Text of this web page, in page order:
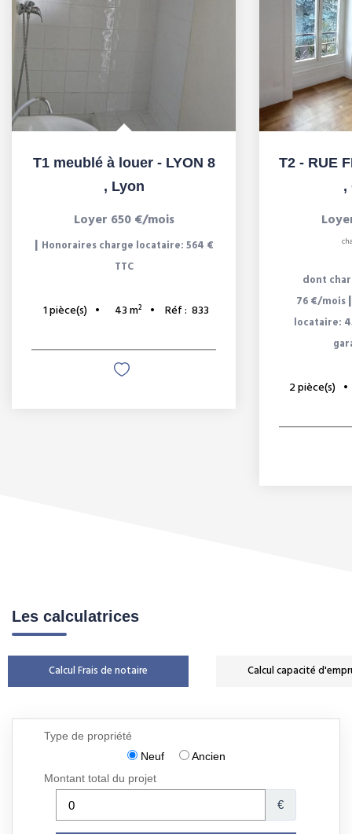
T1 meublé à louer - LYON 8
, Lyon
Loyer 650 €/mois
| Honoraires charge locataire: 564 €
TTC
1pièce(s) 43m² Réf : 833
,
dont
76 €/mois
locataire:
2pièce(s)
Les calculatrices
Calcul Frais de notaire Calcul capacité